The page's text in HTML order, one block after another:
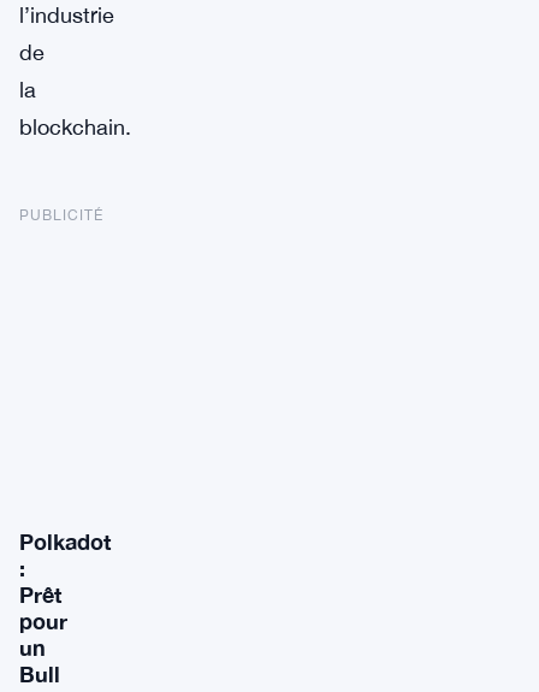
l’industrie
de
la
blockchain.
PUBLICITÉ
Polkadot
:
Prêt
pour
un
Bull